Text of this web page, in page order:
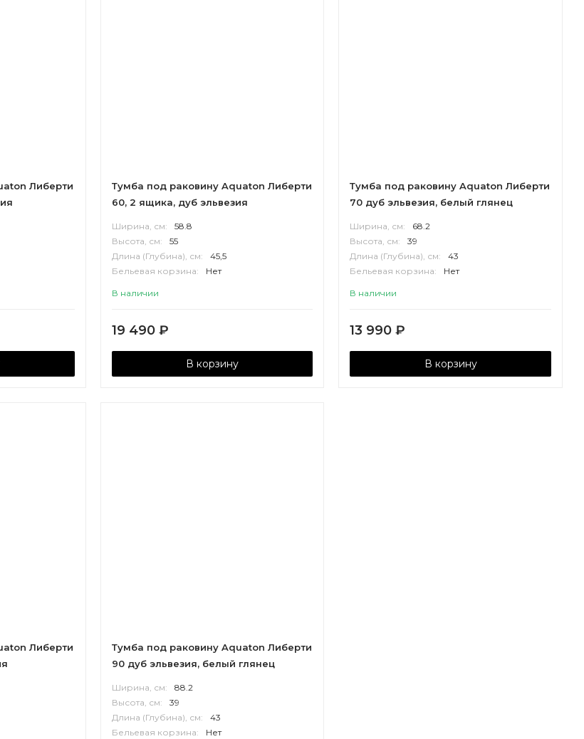
Либерти
Тумба под раковину Aquaton Либерти
60, 2 ящика, дуб эльвезия
Ширина, см:
58.8
Высота, см:
55
Длина (Глубина), см:
45,5
Бельевая корзина:
Нет
В наличии
19 490 ₽
В корзину
Тумба под раковину Aquaton Либерти
70 дуб эльвезия, белый глянец
Ширина, см:
68.2
Высота, см:
39
Длина (Глубина), см:
43
Бельевая корзина:
Нет
В наличии
13 990₽
В корзину
Либерти
Тумба под раковину Aquaton Либерти
90 дуб эльвезия, белый глянец
Ширина, см:
88.2
Высота, см:
39
Длина (Глубина), см:
43
Бельевая корзина:
Нет